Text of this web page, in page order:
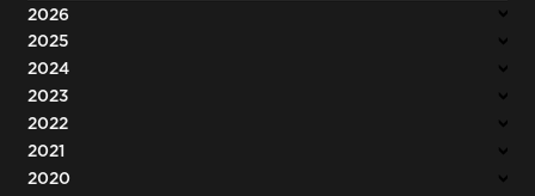
2026
2025
2024
2023
2022
2021
2020